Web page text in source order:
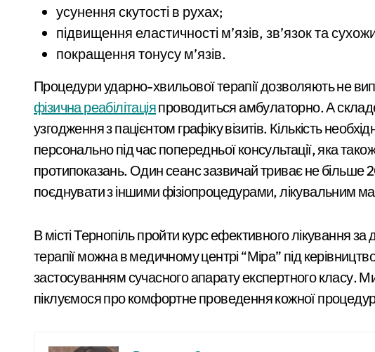
усунення скутості в рухах;
підвищення еластичності м’язів, зв’язок та
покращення тонусу м’язів.
Процедури ударно-хвильової терапії дозволяють не
фізична реабілітаціяпроводиться амбулаторно. А
узгодження з пацієнтом графіку візитів. Кількість
персонально під час попередньої консультації, яка
протипоказань. Один сеанс зазвичай триває не більше
поєднувати з іншими фізіопроцедурами, лікувальним
В місті Тернопіль пройти курс ефективного лікування
терапії можна в медичному центрі “Міра” під
застосуванням сучасного апарату експертного класу.
піклуємося про комфортне проведення кожної